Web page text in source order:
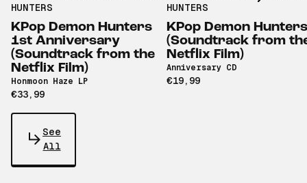
HUNTERS
KPop Demon Hunters
1st Anniversary
(Soundtrack from the
Netflix Film)
Honmoon Haze LP
€33,99
HUNTERS
KPop Demon Hunters
(Soundtrack from
Netflix Film)
Anniversary CD
€19,99
See
All